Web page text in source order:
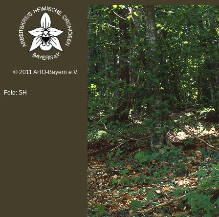
© 2011 AHO-Bayern e.V.
Foto: SH